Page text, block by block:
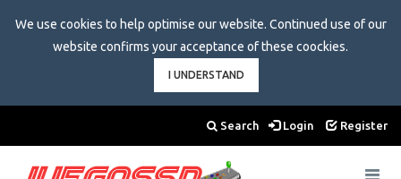
We use cookies to help optimise our website. Continued use of our
website confirms your acceptance of these coockies.
I UNDERSTAND
Search Login Register
Toggle